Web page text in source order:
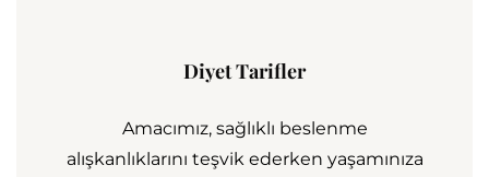
Diyet Tarifler
Amacımız, sağlıklı beslenme
alışkanlıklarını teşvik ederken yaşamınıza